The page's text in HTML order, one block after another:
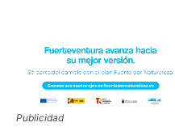
Publicidad